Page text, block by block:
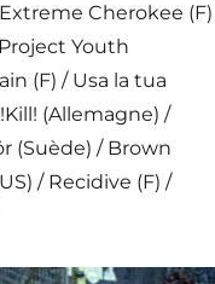
volume.
Cherokee (F)
Youth
(F) / Usa la tua
(Allemagne) /
(Suède) / Brown
/ Recidive (F) /